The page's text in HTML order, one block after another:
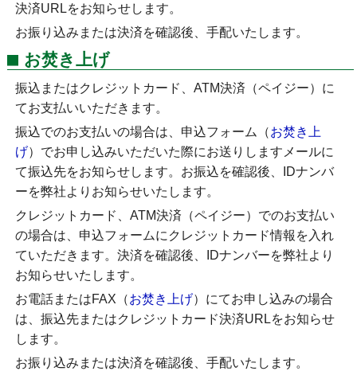
決済URLをお知らせします。
お振り込みまたは決済を確認後、手配いたします。
お焚き上げ
振込またはクレジットカード、ATM決済（ペイジー）に
てお支払いいただきます。
振込でのお支払いの場合は、申込フォーム（お焚き上
げ）でお申し込みいただいた際にお送りしますメールに
て振込先をお知らせします。お振込を確認後、IDナンバ
ーを弊社よりお知らせいたします。
クレジットカード、ATM決済（ペイジー）でのお支払い
の場合は、申込フォームにクレジットカード情報を入れ
ていただきます。決済を確認後、IDナンバーを弊社より
お知らせいたします。
お電話またはFAX（お焚き上げ）にてお申し込みの場合
は、振込先またはクレジットカード決済URLをお知らせ
します。
お振り込みまたは決済を確認後、手配いたします。